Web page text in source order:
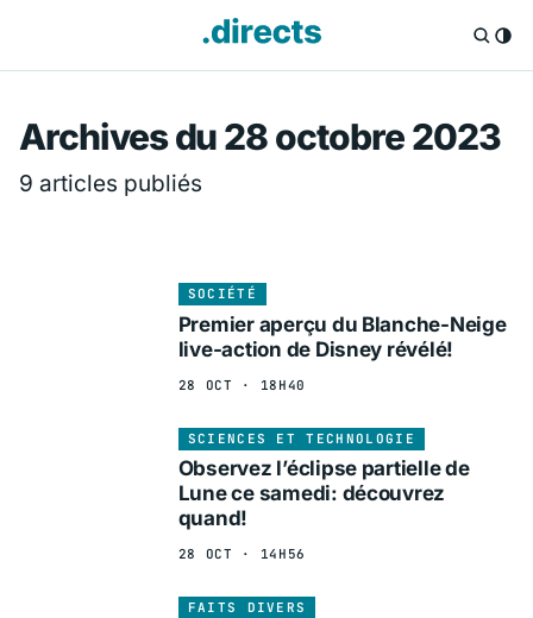
Directs.fr —
Archives du 28 octobre 2023
9 articles publiés
SOCIÉTÉ
Premier aperçu du Blanche-Neige
live-action de Disney révélé!
28 OCT · 18H40
SCIENCES ET TECHNOLOGIE
Observez l’éclipse partielle de
Lune ce samedi: découvrez
quand!
28 OCT · 14H56
FAITS DIVERS